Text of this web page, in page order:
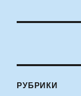
РУБРИКИ